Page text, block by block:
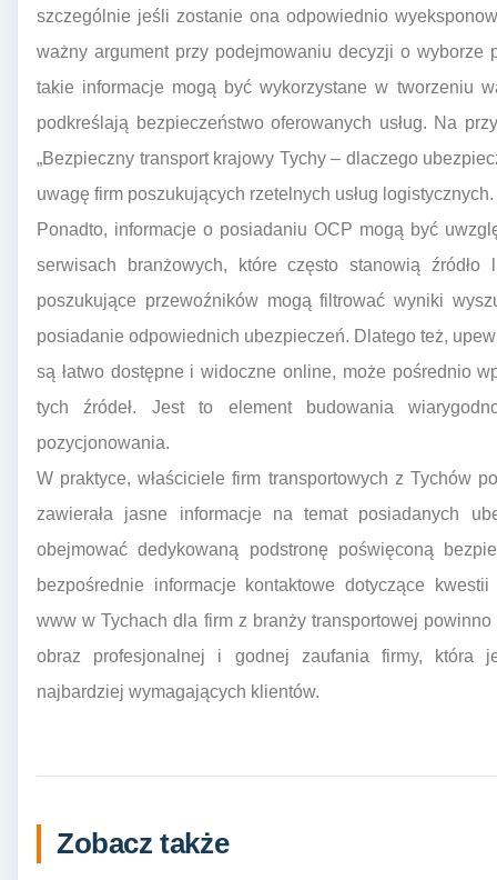
szczególnie jeśli zostanie ona odpowiednio
ważny argument przy podejmowaniu decyzji o wyborze
takie informacje mogą być wykorzystane w tworzeniu
podkreślają bezpieczeństwo oferowanych usług. Na
„Bezpieczny transport krajowy Tychy – dlaczego
uwagę firm poszukujących rzetelnych usług logistycznych.
Ponadto, informacje o posiadaniu OCP mogą być
serwisach branżowych, które często stanowią
poszukujące przewoźników mogą filtrować wyniki
posiadanie odpowiednich ubezpieczeń. Dlatego też,
są łatwo dostępne i widoczne online, może pośrednio
tych źródeł. Jest to element budowania
pozycjonowania.
W praktyce, właściciele firm transportowych z Tychów
zawierała jasne informacje na temat posiadanych
obejmować dedykowaną podstronę poświęconą
bezpośrednie informacje kontaktowe dotyczące
www w Tychach dla firm z branży transportowej
obraz profesjonalnej i godnej zaufania firmy, która
najbardziej wymagających klientów.
Zobacz także